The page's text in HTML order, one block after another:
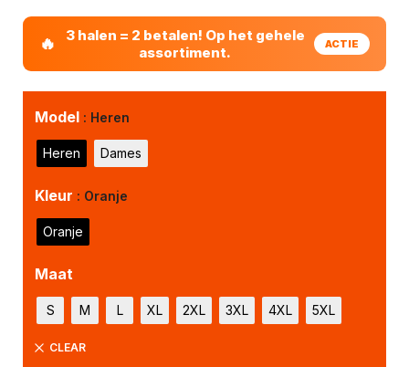
3 halen = 2 betalen! Op het gehele
assortiment.
Model : Heren
Heren Dames
Kleur : Oranje
Oranje
Maat
S M L XL 2XL 3XL 4XL 5XL
CLEAR